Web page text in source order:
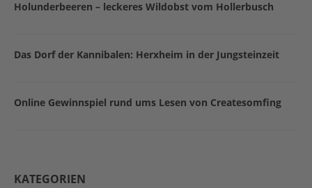
Holunderbeeren – leckeres Wildobst vom Hollerbusch
Das Dorf der Kannibalen: Herxheim in der Jungsteinzeit
Online Gewinnspiel rund ums Lesen von Createsomfing
KATEGORIEN